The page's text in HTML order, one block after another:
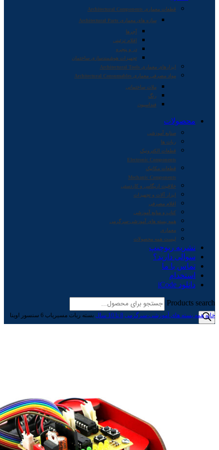
قطعات معماری Architectural Components
سازه های معماری Architectural Parts
آجرها
اقلام تزئینی
در و پنجره
تجهیزات هوشمندسازی ساختمان
ابزارهای معماری Architectural Tools
مواد مصرفی معماری Architectural Consumables
ملات ساختمانی
رنگ
فنداسیون
محصولات
صنایع آموزشی
ربات ها
قطعات الکترونیک
Electronic Components
قطعات مکانیک
Mechanic Components
خلاقیت اریگامی و کاردستی
ابزار آلات و تجهیزات
اقلام مصرفی
کتاب و منابع آموزشی
همه بسته های آموزشی-سرگرمی
معماری
لیست همه محصولات
نشریه ربوچیپ
سوالی دارید؟
تماس با ما
استخدام
دانلود iCode
Products search
خانه همه بسته های آموزشی-سرگرمی 8 تا 10 سال بسته ربات مسیریاب 6 سنسور اوینا